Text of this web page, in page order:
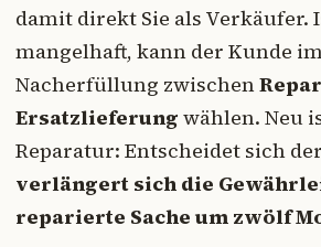
damit direkt Sie als Verkäufer.
mangelhaft, kann der Kunde
Nacherfüllung zwischen
Ersatzlieferung wählen. Neu
Reparatur: Entscheidet sich
verlängert sich die
reparierte Sache um zwölf